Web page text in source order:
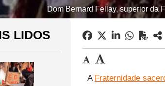
Dom Bernard Fellay, superior da
LIDOS
A Fraternidade